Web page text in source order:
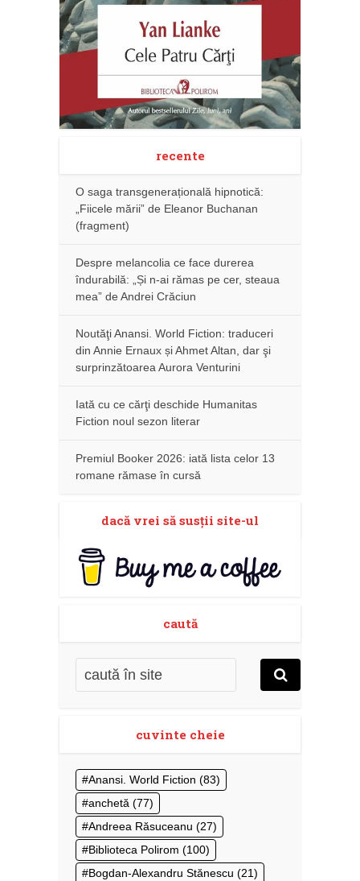
recente
O saga transgenerațională hipnotică:
„Fiicele mării” de Eleanor Buchanan
(fragment)
Despre melancolia ce face durerea
îndurabilă: „Și n-ai rămas pe cer, steaua
mea” de Andrei Crăciun
Noutăţi Anansi. World Fiction: traduceri
din Annie Ernaux și Ahmet Altan, dar şi
surprinzătoarea Aurora Venturini
Iată cu ce cărţi deschide Humanitas
Fiction noul sezon literar
Premiul Booker 2026: iată lista celor 13
romane rămase în cursă
dacă vrei să susţii site-ul
caută
cuvinte cheie
Anansi. World Fiction (83)
anchetă (77)
Andreea Răsuceanu (27)
Biblioteca Polirom (100)
Bogdan-Alexandru Stănescu (21)